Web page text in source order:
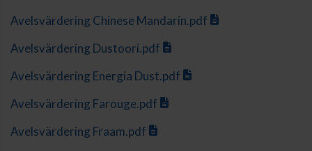
Avelsvärdering Chinese Mandarin.pdf
Avelsvärdering Dustoori.pdf
Avelsvärdering Energia Dust.pdf
Avelsvärdering Farouge.pdf
Avelsvärdering Fraam.pdf